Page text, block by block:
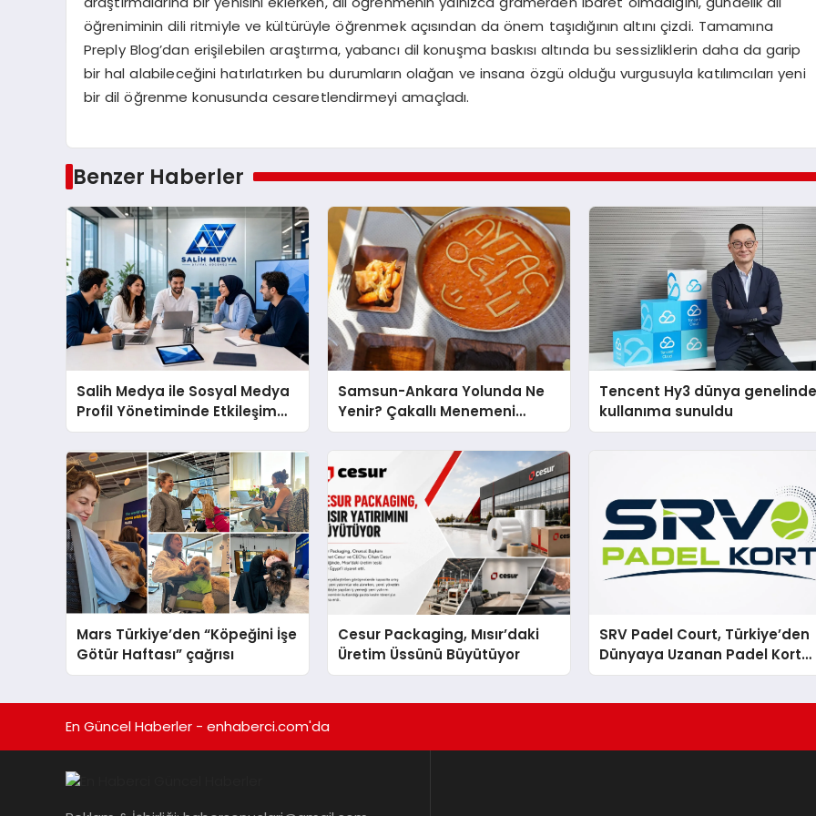
öğreniminin dili ritmiyle ve kültürüyle öğrenmek açısından da önem taşıdığının altını çizdi. Tamamına
Preply Blog’dan erişilebilen araştırma, yabancı dil konuşma baskısı altında bu sessizliklerin daha da garip
bir hal alabileceğini hatırlatırken bu durumların olağan ve insana özgü olduğu vurgusuyla katılımcıları yeni
bir dil öğrenme konusunda cesaretlendirmeyi amaçladı.
Benzer Haberler
Salih Medya ile Sosyal Medya
Profil Yönetiminde Etkileşim
Artırma Yöntemleri
Samsun-Ankara Yolunda Ne
Yenir? Çakallı Menemeni
Molası
Tencent Hy3 dünya
kullanıma sunuldu
Mars Türkiye’den “Köpeğini İşe
Götür Haftası” çağrısı
Cesur Packaging, Mısır’daki
Üretim Üssünü Büyütüyor
SRV Padel Court, Türkiye’den
Dünyaya Uzanan Padel Kort
Üretiminde Güvenin Adresi
En Güncel Haberler - enhaberci.com'da